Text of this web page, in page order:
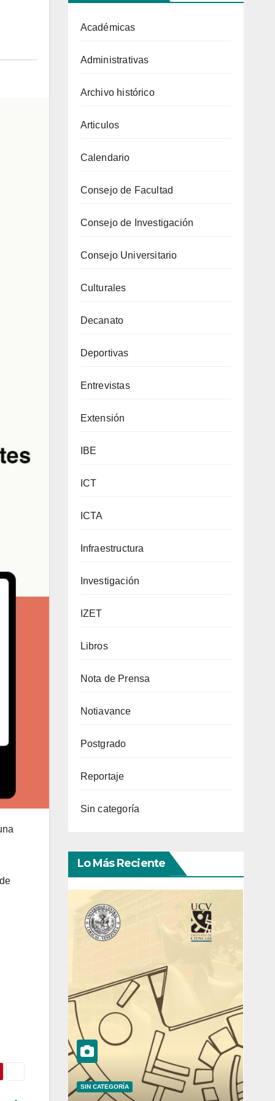
Académicas
Administrativas
Archivo histórico
Articulos
Calendario
Consejo de Facultad
Consejo de Investigación
Consejo Universitario
Culturales
Decanato
Deportivas
Entrevistas
Extensión
IBE
ICT
ICTA
Infraestructura
Investigación
IZET
Libros
Nota de Prensa
Notiavance
Postgrado
Reportaje
Sin categoría
Lo Más Reciente
SIN CATEGORÍA